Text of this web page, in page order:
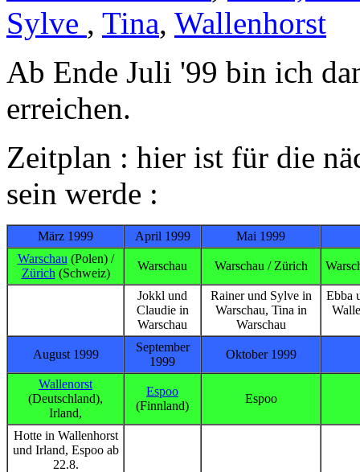
Sylve , Tina, Wallenhorst
Ab Ende Juli '99 bin ich
erreichen.
Zeitplan : hier ist für die
sein werde :
März 1999 April 1999
Mai 1999
Warschau (Polen) /
Zürich (Schweiz)
Warschau Warschau / Zürich
Jokkl und
Claudie in
Warschau
Rainer und Sylve in
Warschau, Tina in
Warschau
Ebba
August 1999
September
1999
Oktober 1999
Wallenorst
(Deutschland),
Irland,
Espoo
(Finnland)
Espoo
Hotte in Wallenhorst
und Irland, Espoo ab
22.8.